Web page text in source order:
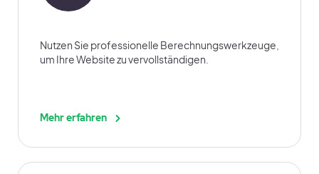
Nutzen Sie professionelle Berechnungswerkzeuge,
um Ihre Website zu vervollständigen.
Mehr erfahren